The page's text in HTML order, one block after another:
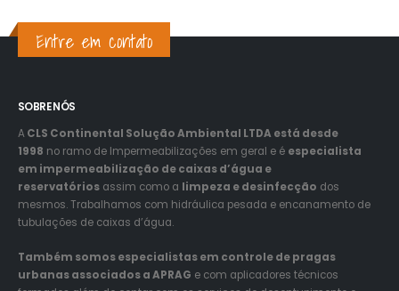
Entre em contato
SOBRE NÓS
ACLS Continental Solução Ambiental LTDA está desde
1998 no ramo de Impermeabilizações em geral e é especialista
em impermeabilização de caixas d’água e
reservatórios assim como a limpeza e desinfecção dos
mesmos. Trabalhamos com hidráulica pesada e encanamento de
tubulações de caixas d’água.
Também somos especialistas em controle de pragas
urbanas associados a APRAG e com aplicadores técnicos